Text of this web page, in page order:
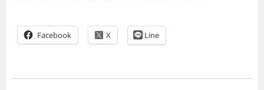
Facebook Line